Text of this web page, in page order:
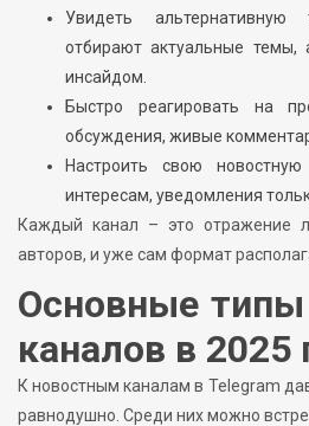
Увидеть
отбирают актуальные темы,
инсайдом.
Быстро реагировать на
обсуждения, живые
Настроить свою
интересам, уведомления
Каждый канал – это отражение
авторов, и уже сам формат
Основные
каналов в 2025
К новостным каналам в Telegram
равнодушно. Среди них можно